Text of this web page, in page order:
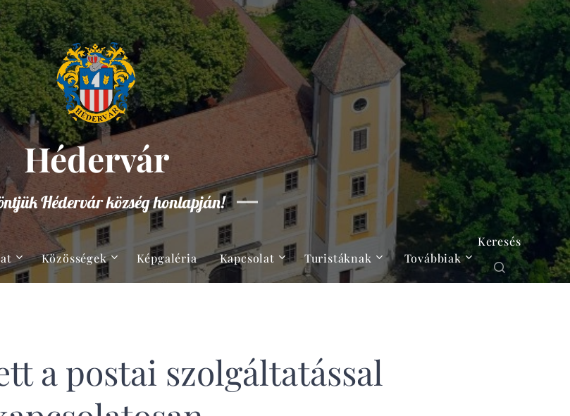
Hédervár
Hédervár község honlapján!
Közösségek Képgaléria Kapcsolat Turistáknak Továbbiak
Keresés
a postai szolgáltatással